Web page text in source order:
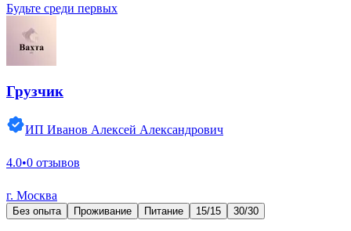
Будьте среди первых
Грузчик
ИП Иванов Алексей Александрович
4.0•0 отзывов
г. Москва
Без опыта Проживание Питание 15/15 30/30